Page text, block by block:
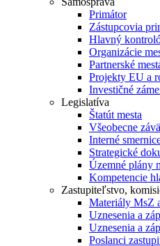
Primátor
Zástupcovia
Hlavný
Organizácie
Partnerské
Projekty EU a
Investičné
Legislatíva
Štatút mesta
Všeobecne
Interné
Strategické
Územné plány
Kompetencie
Zastupiteľstvo,
Materiály MsZ
Uznesenia a
Uznesenia a
Poslanci